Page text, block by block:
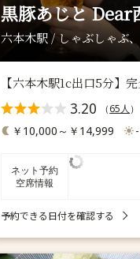
黒豚あじと Dear
六本木駅 / しゃぶしゃぶ
【六本木駅1c出口5分】
3.20 （65人 ）
￥10,000～￥14,999
-
ネット予約
空席情報
予約できる日付を確認する